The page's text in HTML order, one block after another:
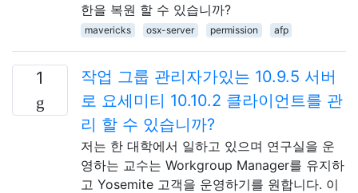
한을 복원 할 수 있습니까?
mavericks osx-server permission afp
1
작업 그룹 관리자가있는 10.9.5 서버
로 요세미티 10.10.2 클라이언트를 관
리 할 수 ​​있습니까?
저는 한 대학에서 일하고 있으며 연구실을 운
영하는 교수는 Workgroup Manager를 유지하
고 Yosemite 고객을 운영하기를 원합니다. 이